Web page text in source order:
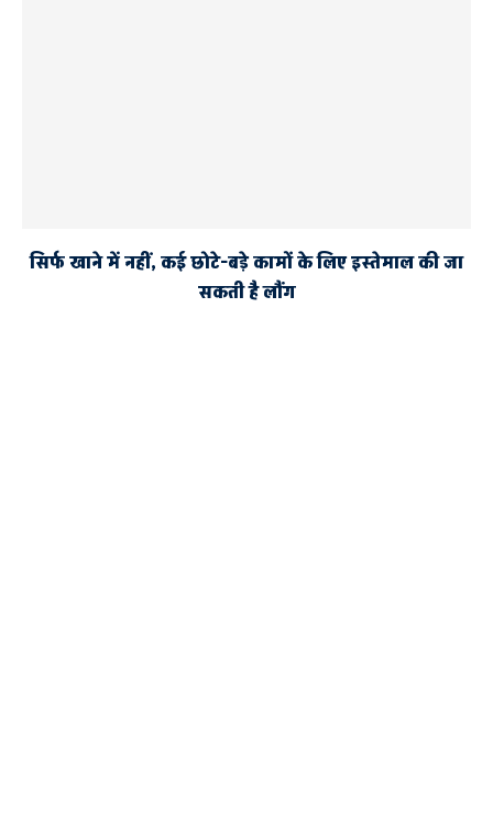
सिर्फ खाने में नहीं, कई छोटे-बड़े कामों के लिए इस्तेमाल की जा
सकती है लौंग